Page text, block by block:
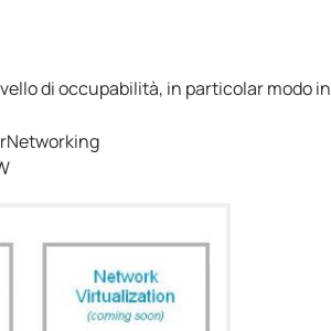
di occupabilità, in particolar modo in